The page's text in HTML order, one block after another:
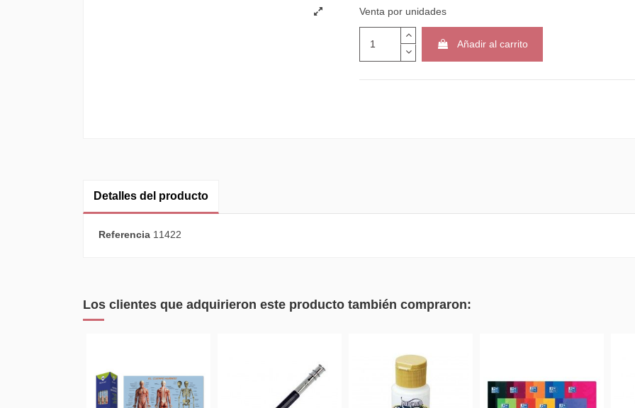
Venta por unidades
Añadir al carrito
Detalles del producto
Referencia 11422
Los clientes que adquirieron este producto también compraron: